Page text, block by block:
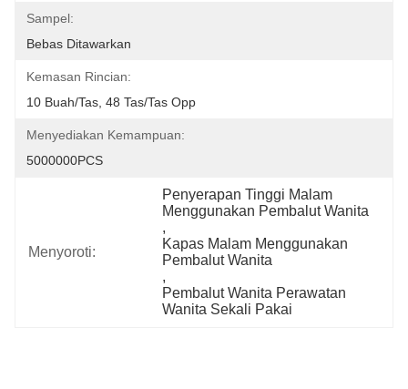
Sampel:
Bebas Ditawarkan
Kemasan Rincian:
10 Buah/tas, 48 ​​tas/tas Opp
Menyediakan Kemampuan:
5000000PCS
Menyoroti:
Penyerapan Tinggi Malam
Menggunakan Pembalut Wanita
,
Kapas Malam Menggunakan
Pembalut Wanita
,
Pembalut Wanita Perawatan
Wanita Sekali Pakai